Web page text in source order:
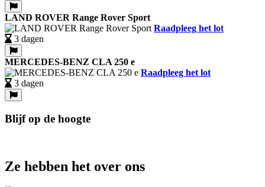
LAND ROVER Range Rover Sport
Raadpleeg het lot
3 dagen
MERCEDES-BENZ CLA 250 e
Raadpleeg het lot
3 dagen
Blijf op de hoogte
Ze hebben het over ons